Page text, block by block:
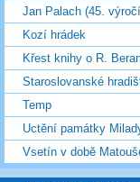
Jan Palach (45.
Kozí hrádek
Křest knihy o R.
Staroslovanské
Temp
Uctění památky
Vsetín v době